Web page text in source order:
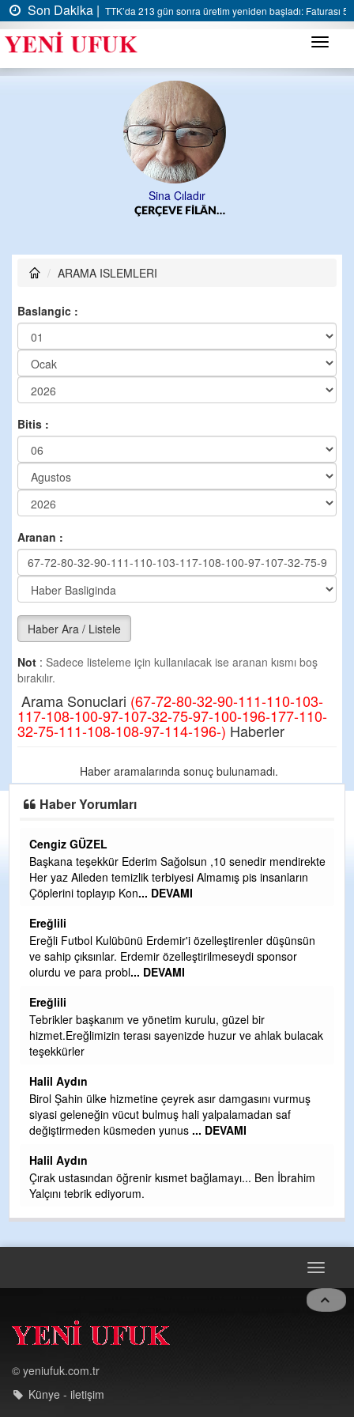
Son Dakika | TTK’da 213 gün sonra üretim yeniden başladı: Faturası 5
Menü
Sina Çıladır
ÇERÇEVE FİLÂN…
ARAMA ISLEMLERI
Baslangic :
Bitis :
Aranan :
Haber Ara / Listele
Not : Sadece listeleme için kullanılacak ise aranan kısmı boş
bırakılır.
Arama Sonuclari (67-72-80-32-90-111-110-103-
117-108-100-97-107-32-75-97-100-196-177-110-
32-75-111-108-108-97-114-196-) Haberler
Haber aramalarında sonuç bulunamadı.
Haber Yorumları
Cengiz GÜZEL
Başkana teşekkür Ederim Sağolsun ,10 senedir mendirekte
Her yaz Aileden temizlik terbiyesi Almamış pis insanların
Çöplerini toplayıp Kon... DEVAMI
Ereğlili
Ereğli Futbol Kulübünü Erdemir'i özelleştirenler düşünsün
ve sahip çıksınlar. Erdemir özelleştirilmeseydi sponsor
olurdu ve para probl... DEVAMI
Ereğlili
Tebrikler başkanım ve yönetim kurulu, güzel bir
hizmet.Ereğlimizin terası sayenizde huzur ve ahlak bulacak
teşekkürler
Halil Aydın
Birol Şahin ülke hizmetine çeyrek asır damgasını vurmuş
siyasi geleneğin vücut bulmuş hali yalpalamadan saf
değiştirmeden küsmeden yunus ... DEVAMI
Halil Aydın
Çırak ustasından öğrenir kısmet bağlamayı... Ben İbrahim
Yalçını tebrik ediyorum.
Toggle
© yeniufuk.com.tr
Künye - iletişim